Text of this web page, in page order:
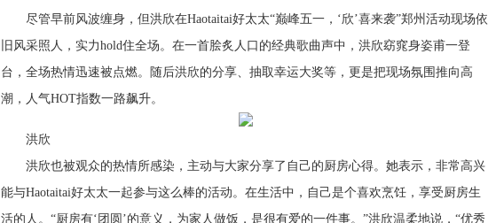
尽管早前风波缠身，但洪欣在Haotaitai好太太“巅峰五一，‘欣’喜来袭”郑州活动现场依
旧风采照人，实力hold住全场。在一首脍炙人口的经典歌曲声中，洪欣窈窕身姿甫一登
台，全场热情迅速被点燃。随后洪欣的分享、抽取幸运大奖等，更是把现场氛围推向高
潮，人气HOT指数一路飙升。
洪欣
洪欣也被观众的热情所感染，主动与大家分享了自己的厨房心得。她表示，非常高兴
能与Haotaitai好太太一起参与这么棒的活动。在生活中，自己是个喜欢烹饪，享受厨房生
活的人。“厨房有‘团圆’的意义，为家人做饭，是很有爱的一件事。”洪欣温柔地说，“优秀